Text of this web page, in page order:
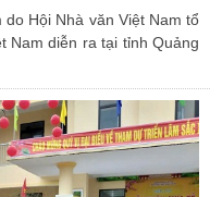
Hội Nhà văn Việt Nam tổ
Nam diễn ra tại tỉnh Quảng